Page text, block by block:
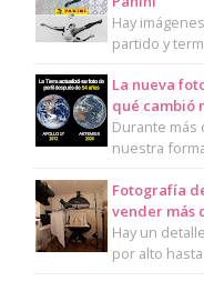
Hay
partido y
La nueva
qué cambió
Durante más
nuestra
Fotografía
vender más
Hay un
por alto